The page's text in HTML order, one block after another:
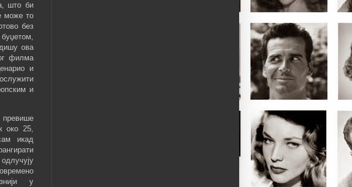
што би
може то
без
ова
филма
и
и
око 25,
икад
у